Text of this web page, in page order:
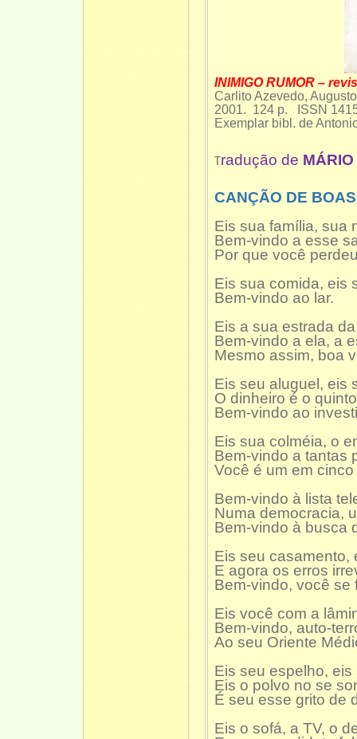
INIMIGO RUMOR –
Carlito Azevedo,
2001. 124 p. ISSN
Exemplar bibl. de
radução de
CANÇÃO DE
Eis sua família, sua
Bem-vindo a esse
Por que você
Eis sua comida, eis
Bem-vindo ao lar.
Eis a sua estrada
Bem-vindo a ela, a
Mesmo assim, boa
Eis seu aluguel, eis
O dinheiro é o
Bem-vindo ao
Eis sua colméia, o
Bem-vindo a tantas
Você é um em
Bem-vindo à lista
Numa democracia,
Bem-vindo à busca
Eis seu casamento,
E agora os erros
Bem-vindo, você se
Eis você com a
Bem-vindo, auto-
Ao seu Oriente
Eis seu espelho,
Eis o polvo no se
É seu esse grito de
Eis o sofá, a TV, o